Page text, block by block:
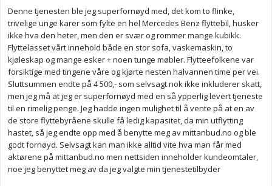
Denne tjenesten ble jeg superfornøyd med, det kom to flinke,
trivelige unge karer som fylte en hel Mercedes Benz flyttebil, husker
ikke hva den heter, men den er svær og rommer mange kubikk.
Flyttelasset vårt innehold både en stor sofa, vaskemaskin, to
kjøleskap og mange esker + noen tunge møbler. Flytteefolkene var
forsiktige med tingene våre og kjørte nesten halvannen time per vei.
Sluttsummen endte på 4 500,- som selvsagt nok ikke inkluderer skatt,
men jeg må at jeg er superfornøyd med en så ypperlig levert tjeneste
til en rimelig penge. Jeg hadde ingen mulighet til å vente på at en av
de store flyttebyråene skulle få ledig kapasitet, da min utflytting
hastet, så jeg endte opp med å benytte meg av mittanbud.no og ble
godt fornøyd. Selvsagt kan man ikke alltid vite hva man får med
aktørene på mittanbud.no men nettsiden inneholder kundeomtaler,
noe jeg benyttet meg av da jeg valgte min tjenestetilbyder